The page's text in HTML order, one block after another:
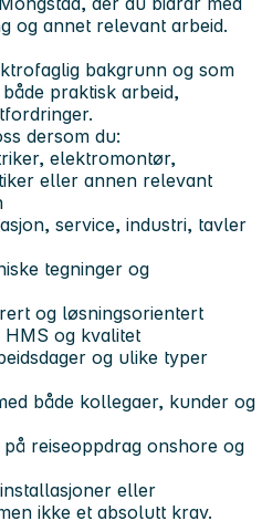
og annet relevant arbeid.
bakgrunn og som
praktisk arbeid,
dersom du:
elektromontør,
eller annen relevant
service, industri, tavler
tegninger og
og løsningsorientert
og kvalitet
og ulike typer
både kollegaer, kunder og
reiseoppdrag onshore og
eller
ikke et absolutt krav.